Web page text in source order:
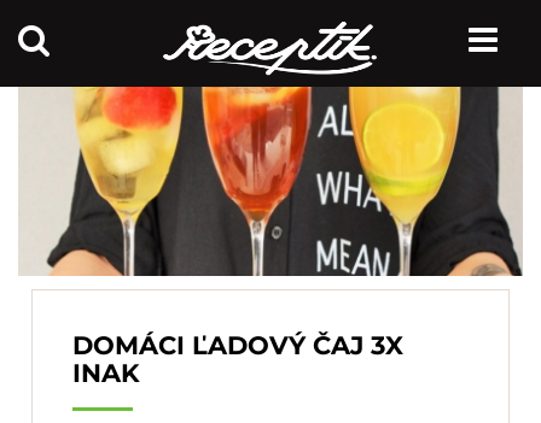
DOMÁCI ĽADOVÝ ČAJ 3X
INAK